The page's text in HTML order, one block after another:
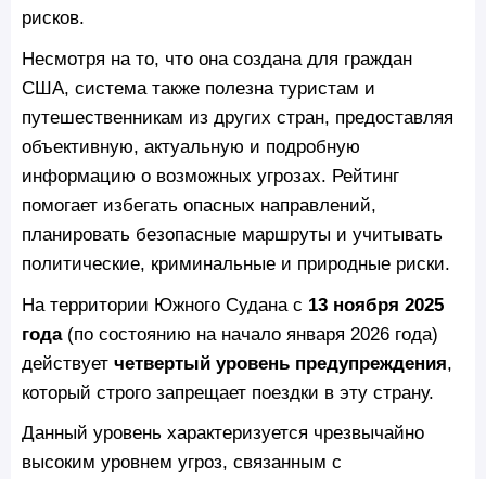
рисков.
Несмотря на то, что она создана для граждан
США, система также полезна туристам и
путешественникам из других стран, предоставляя
объективную, актуальную и подробную
информацию о возможных угрозах. Рейтинг
помогает избегать опасных направлений,
планировать безопасные маршруты и учитывать
политические, криминальные и природные риски.
На территории Южного Судана с 13 ноября 2025
года(по состоянию на начало января 2026 года)
действует четвертый уровень предупреждения,
который строго запрещает поездки в эту страну.
Данный уровень характеризуется чрезвычайно
высоким уровнем угроз, связанным с